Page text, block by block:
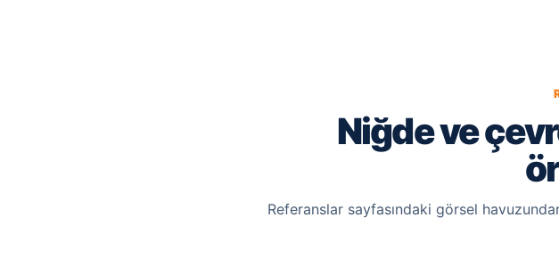
Niğde ve
Referanslar sayfasındaki görsel